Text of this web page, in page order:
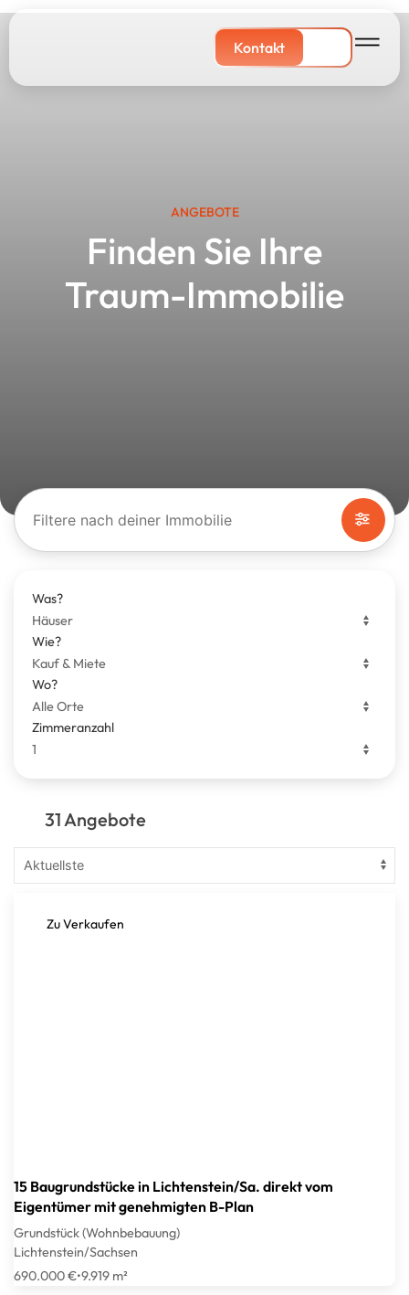
Kontakt
ANGEBOTE
Finden Sie Ihre
Traum-Immobilie
Filtere nach deiner Immobilie
Was?
Wie?
Wo?
Zimmeranzahl
31 Angebote
Zu Verkaufen
15 Baugrundstücke in Lichtenstein/Sa. direkt vom
Eigentümer mit genehmigten B-Plan
Grundstück (Wohnbebauung)
Lichtenstein/Sachsen
690.000 €•9.919 m²